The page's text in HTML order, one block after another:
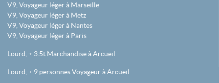
V9, Voyageur léger à Marseille
V9, Voyageur léger à Metz
V9, Voyageur léger à Nantes
V9, Voyageur léger à Paris
Lourd, + 3.5t Marchandise à Arcueil
Lourd, + 9 personnes Voyageur à Arcueil